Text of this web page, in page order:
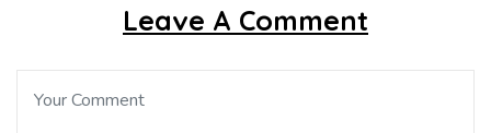
Leave A Comment